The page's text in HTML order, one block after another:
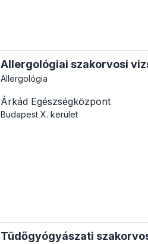
Allergológiai szakorvosi
Allergológia
Árkád Egészségközpont
Budapest X. kerület
Tüdőgyógyászati